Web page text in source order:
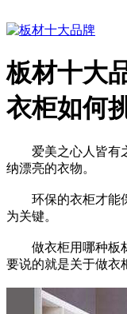
板材十大
衣柜如何
爱美之心人皆有
纳漂亮的衣物。
环保的衣柜才能保
为关键。
做衣柜用哪种板
要说的就是关于做衣